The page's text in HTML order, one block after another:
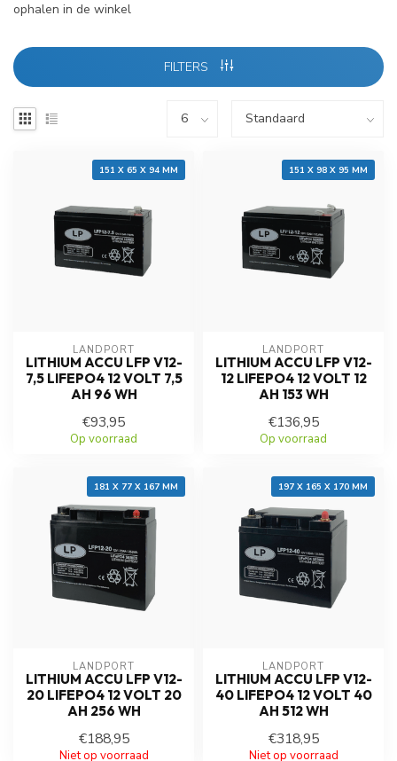
ophalen in de winkel
FILTERS
151 X 65 X 94 MM
LANDPORT
LITHIUM ACCU LFP V12-
7,5 LIFEPO4 12 VOLT 7,5
AH 96 WH
€93,95
Op voorraad
151 X 98 X 95 MM
LANDPORT
LITHIUM ACCU LFP V12-
12 LIFEPO4 12 VOLT 12
AH 153 WH
€136,95
Op voorraad
181 X 77 X 167 MM
LANDPORT
LITHIUM ACCU LFP V12-
20 LIFEPO4 12 VOLT 20
AH 256 WH
€188,95
Niet op voorraad
197 X 165 X 170 MM
LANDPORT
LITHIUM ACCU LFP V12-
40 LIFEPO4 12 VOLT 40
AH 512 WH
€318,95
Niet op voorraad